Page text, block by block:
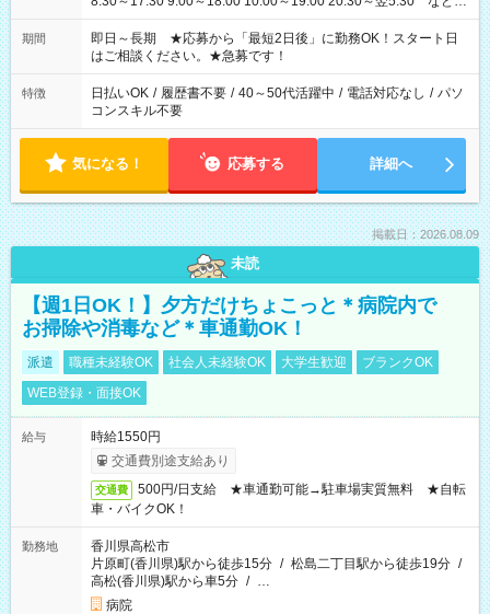
その他にも勤務時間多数！ 日勤のみ、残業なし、交替制など
ご希望を教えてください！
期間
即日～長期 ★応募から「最短2日後」に勤務OK！スタート日
はご相談ください。★急募です！
特徴 日払いOK / 履歴書不要 / 40～50代活躍中 / 電話対応なし / パソ
コンスキル不要
気になる！ 応募する 詳細へ
掲載日：2026.08.09
未読
【週1日OK！】夕方だけちょこっと＊病院内で
お掃除や消毒など＊車通勤OK！
派遣 職種未経験OK 社会人未経験OK 大学生歓迎
ブランクOK
WEB登録・面接OK
給与
時給1550円
交通費別途支給あり
交通費
500円/日支給 ★車通勤可能→駐車場実質無料 ★自転
車・バイクOK！
勤務地
香川県高松市
片原町(香川県)駅から徒歩15分 / 松島二丁目駅から徒歩19分 /
高松(香川県)駅から車5分 / …
病院